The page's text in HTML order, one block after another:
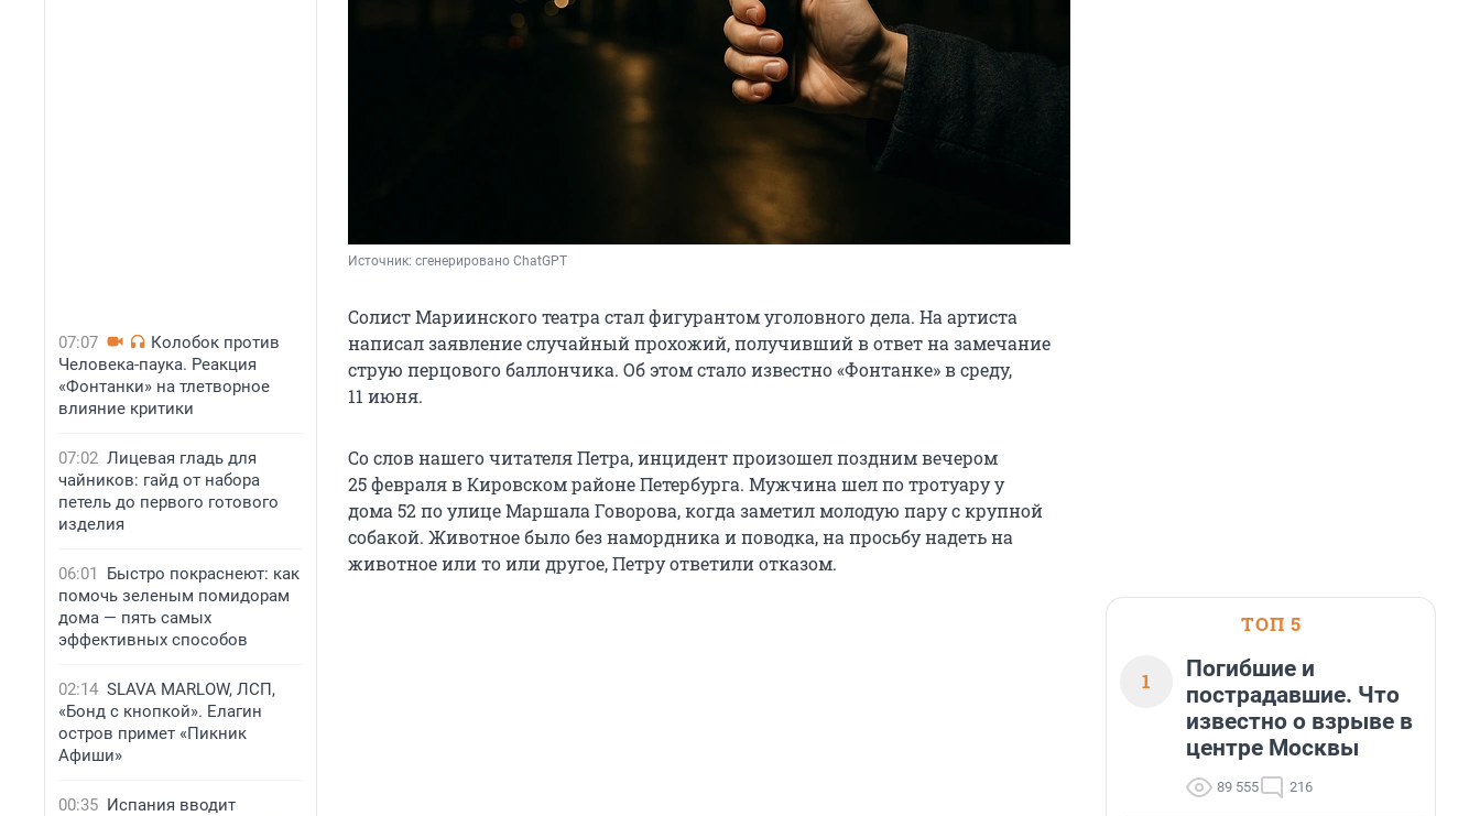
07:07
Колобок против
Человека-паука. Реакция
«Фонтанки» на тлетворное
влияние критики
07:02 Лицевая гладь для
чайников: гайд от набора
петель до первого готового
изделия
06:01
Быстро покраснеют: как
помочь зеленым помидорам
дома — пять самых
эффективных способов
02:14 SLAVA MARLOW, ЛСП,
«Бонд с кнопкой». Елагин
остров примет «Пикник
Афиши»
00:35 Испания вводит
Источник: сгенерировано ChatGPT
Солист Мариинского театра стал фигурантом уголовного дела. На артиста
написал заявление случайный прохожий, получивший в ответ на замечание
струю перцового баллончика. Об этом стало известно «Фонтанке» в среду,
11 июня.
Со слов нашего читателя Петра, инцидент произошел поздним вечером
25 февраляв Кировском районе Петербурга. Мужчина шел по тротуару у
дома 52по улице Маршала Говорова, когда заметил молодую пару с крупной
собакой. Животное было без намордника и поводка, на просьбу надеть на
животное или то или другое, Петру ответили отказом.
ТОП 5
1
Погибшие и
пострадавшие. Что
известно о взрыве в
центре Москвы
89 555 216